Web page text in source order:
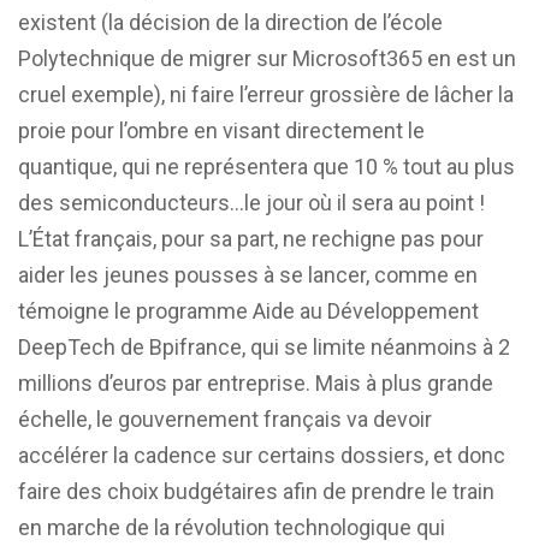
existent (la décision de la direction de l’école
Polytechnique de migrer sur Microsoft365 en est un
cruel exemple), ni faire l’erreur grossière de lâcher la
proie pour l’ombre en visant directement le
quantique, qui ne représentera que 10 % tout au plus
des semiconducteurs…le jour où il sera au point !
L’État français, pour sa part, ne rechigne pas pour
aider les jeunes pousses à se lancer, comme en
témoigne le programme Aide au Développement
DeepTech de Bpifrance, qui se limite néanmoins à 2
millions d’euros par entreprise. Mais à plus grande
échelle, le gouvernement français va devoir
accélérer la cadence sur certains dossiers, et donc
faire des choix budgétaires afin de prendre le train
en marche de la révolution technologique qui